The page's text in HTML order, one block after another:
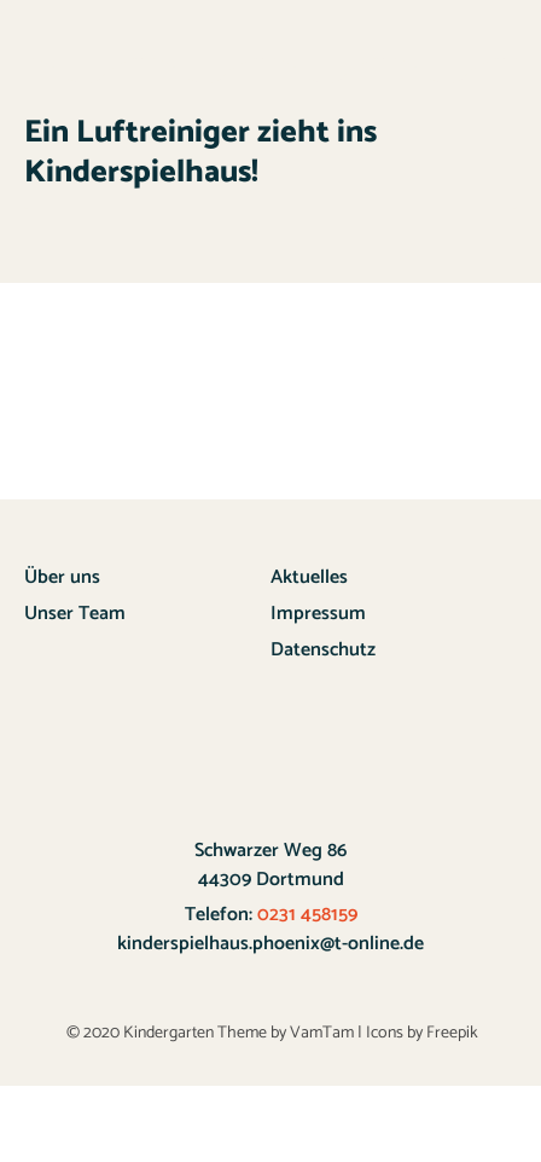
Ein Luftreiniger zieht ins
Kinderspielhaus!
Über uns
Unser Team
Aktuelles
Impressum
Datenschutz
Schwarzer Weg 86
44309 Dortmund
Telefon:0231 458159
kinderspielhaus.phoenix@t-online.de
© 2020 Kindergarten Theme byVamTam| Icons by Freepik